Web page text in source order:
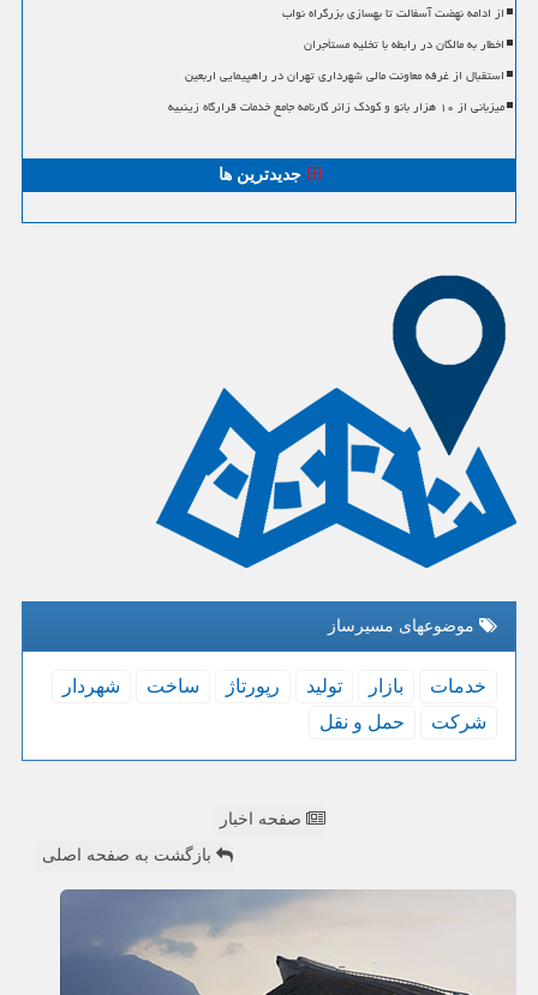
از ادامه نهضت آسفالت تا بهسازی بزرگراه نواب
اخطار به مالکان در رابطه با تخلیه مستأجران
استقبال از غرفه معاونت مالی شهرداری تهران در راهپیمایی اربعین
میزبانی از ۱۰ هزار بانو و کودک زائر کارنامه جامع خدمات قرارگاه زینبیه
جدیدترین ها
موضوعهای مسیرساز
خدمات بازار تولید رپورتاژ ساخت
شهردار
شركت
حمل و نقل
صفحه اخبار
بازگشت به صفحه اصلی